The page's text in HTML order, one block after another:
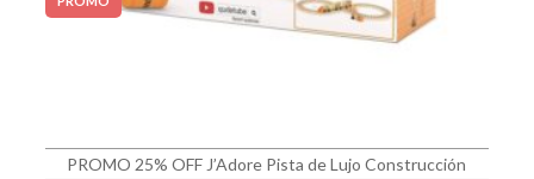
PROMO 25% OFF J’Adore Pista de Lujo Construcción